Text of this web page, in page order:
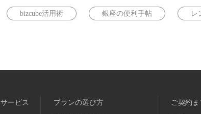
bizcube活用術 銀座の便利手帖 レ
ービス
プランの選び方
ご契約